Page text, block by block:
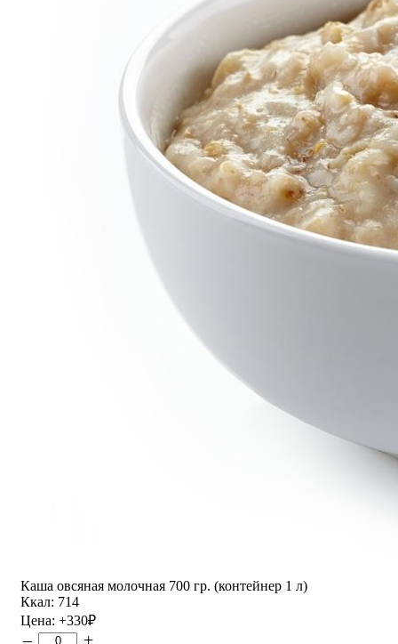
Каша овсяная молочная 700 гр. (контейнер 1 л)
Ккал: 714
Цена: +330₽
– +